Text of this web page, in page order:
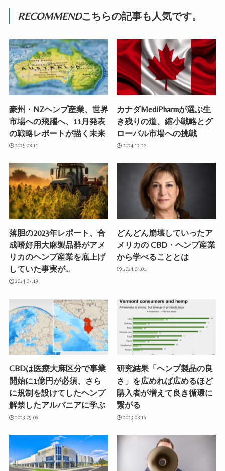
RECOMMENDこちらの記事も人気です。
豪州・NZヘンプ産業、世界
市場への飛躍へ、11月発表
の戦略レポートが描く未来
2025.08.11
カナダMediPharmが選ぶ生
き残りの道、縮小戦略とグ
ローバル市場への挑戦
2024.12.22
落胆の2023年レポート、合
成嗜好用大麻製品群がアメ
リカのヘンプ産業を底上げ
していた事実が…
2024.07.19
どんどん崩壊していったア
メリカの CBD・ヘンプ産業
から学べることとは
2024.04.01
CBDは医療大麻区分で事業
開始に1億円が必須、さら
に規制を設けてしたヘンプ
解禁したアルバニアに学ぶ
2023.09.06
研究結果「ヘンプ製品の良
さ」を広めれば広めるほど
購入者が増えて良き循環に
繋がる
2023.08.16